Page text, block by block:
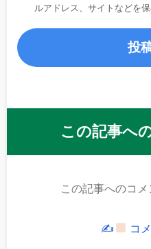
ルアドレス、サイトなどを保
この記事へ
この記事へのコメ
✍ コ